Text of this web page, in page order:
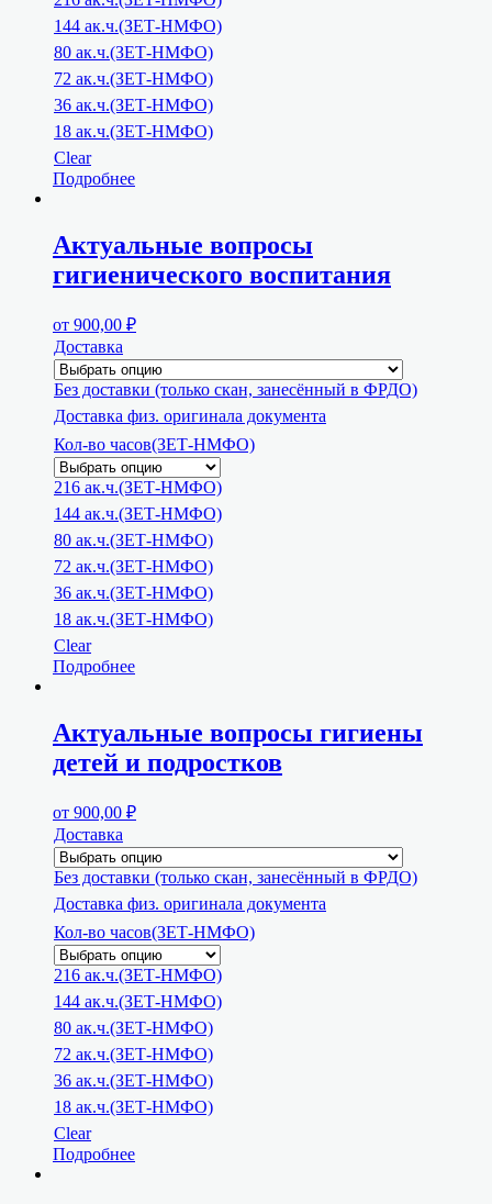
144 ак.ч.(ЗЕТ-НМФО)
80 ак.ч.(ЗЕТ-НМФО)
72 ак.ч.(ЗЕТ-НМФО)
36 ак.ч.(ЗЕТ-НМФО)
18 ак.ч.(ЗЕТ-НМФО)
Clear
Подробнее
Актуальные вопросы
гигиенического воспитания
от 900,00 ₽
Доставка
Без доставки (только скан, занесённый в ФРДО)
Доставка физ. оригинала документа
Кол-во часов(ЗЕТ-НМФО)
216 ак.ч.(ЗЕТ-НМФО)
144 ак.ч.(ЗЕТ-НМФО)
80 ак.ч.(ЗЕТ-НМФО)
72 ак.ч.(ЗЕТ-НМФО)
36 ак.ч.(ЗЕТ-НМФО)
18 ак.ч.(ЗЕТ-НМФО)
Clear
Подробнее
Актуальные вопросы гигиены
детей и подростков
от 900,00 ₽
Доставка
Без доставки (только скан, занесённый в ФРДО)
Доставка физ. оригинала документа
Кол-во часов(ЗЕТ-НМФО)
216 ак.ч.(ЗЕТ-НМФО)
144 ак.ч.(ЗЕТ-НМФО)
80 ак.ч.(ЗЕТ-НМФО)
72 ак.ч.(ЗЕТ-НМФО)
36 ак.ч.(ЗЕТ-НМФО)
18 ак.ч.(ЗЕТ-НМФО)
Clear
Подробнее